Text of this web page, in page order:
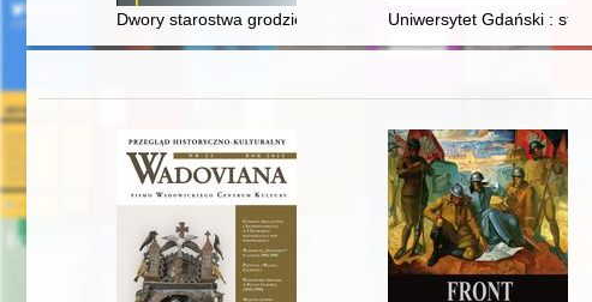
Dwory starostwa grodzieńskiego w XVI wieku : uwagi o stanie
Uniwersytet Gdański :